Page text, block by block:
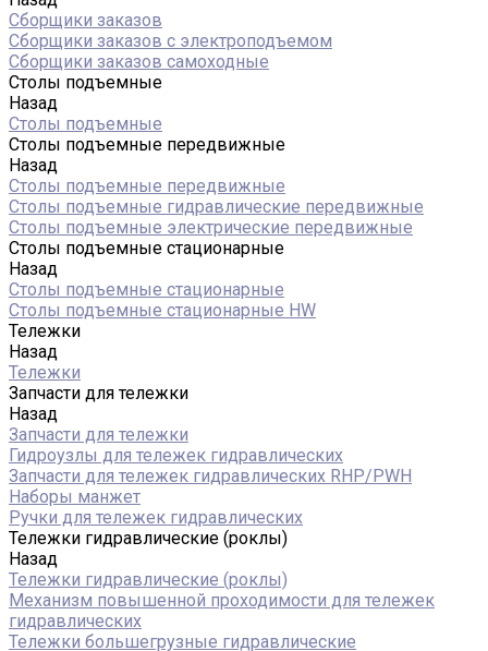
Сборщики заказов
Сборщики заказов с электроподъемом
Сборщики заказов самоходные
Столы подъемные
Назад
Столы подъемные
Столы подъемные передвижные
Назад
Столы подъемные передвижные
Столы подъемные гидравлические передвижные
Столы подъемные электрические передвижные
Столы подъемные стационарные
Назад
Столы подъемные стационарные
Столы подъемные стационарные HW
Тележки
Назад
Тележки
Запчасти для тележки
Назад
Запчасти для тележки
Гидроузлы для тележек гидравлических
Запчасти для тележек гидравлических RHP/PWH
Наборы манжет
Ручки для тележек гидравлических
Тележки гидравлические (роклы)
Назад
Тележки гидравлические (роклы)
Механизм повышенной проходимости для тележек
гидравлических
Тележки большегрузные гидравлические